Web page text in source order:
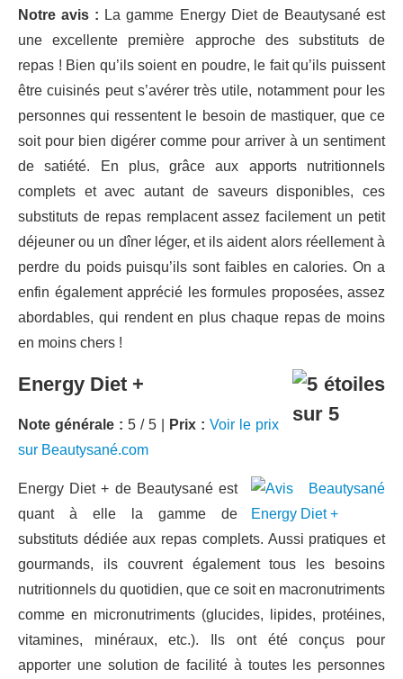
Notre avis : La gamme Energy Diet de Beautysané est
une excellente première approche des substituts de
repas ! Bien qu’ils soient en poudre, le fait qu’ils puissent
être cuisinés peut s’avérer très utile, notamment pour les
personnes qui ressentent le besoin de mastiquer, que ce
soit pour bien digérer comme pour arriver à un sentiment
de satiété. En plus, grâce aux apports nutritionnels
complets et avec autant de saveurs disponibles, ces
substituts de repas remplacent assez facilement un petit
déjeuner ou un dîner léger, et ils aident alors réellement à
perdre du poids puisqu’ils sont faibles en calories. On a
enfin également apprécié les formules proposées, assez
abordables, qui rendent en plus chaque repas de moins
en moins chers !
Energy Diet +
Note générale : 5 / 5 | Prix : Voir le prix
sur Beautysané.com
Energy Diet + de Beautysané est
quant à elle la gamme de
substituts dédiée aux repas complets. Aussi pratiques et
gourmands, ils couvrent également tous les besoins
nutritionnels du quotidien, que ce soit en macronutriments
comme en micronutriments (glucides, lipides, protéines,
vitamines, minéraux, etc.). Ils ont été conçus pour
apporter une solution de facilité à toutes les personnes